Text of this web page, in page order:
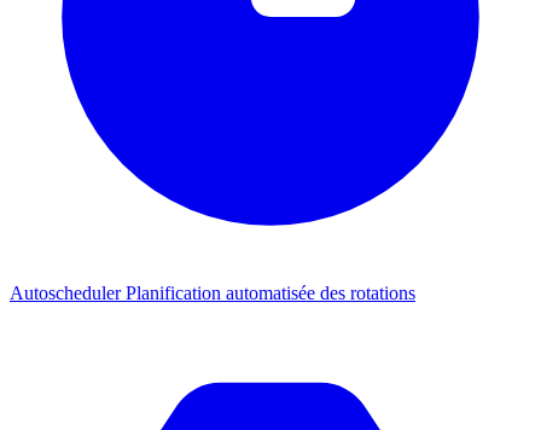
AutoschedulerPlanification automatisée des rotations